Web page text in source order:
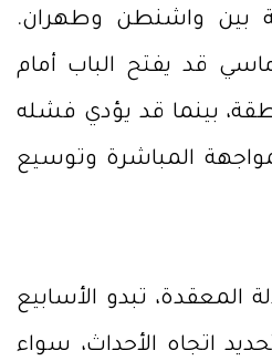
بين واشنطن وطهران.
قد يفتح الباب أمام
بينما قد يؤدي فشله
المباشرة وتوسيع
تبدو الأسابيع
اتجاه الأحداث، سواء